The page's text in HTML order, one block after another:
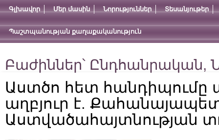
Գլխավոր Մեր մասին Նորություններ Տեսանյութեր
Պաշտպանության քաղաքականություն
Բաժիններ՝ Ընդհանրական,
Աստծո հետ հանդիպումը
աղբյուր է.
Աստվածահայտնության